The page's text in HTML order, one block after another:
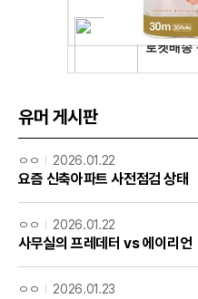
유머 게시판
ㅇㅇ 2026.01.22
요즘 신축아파트 사전점검 상태
ㅇㅇ 2026.01.22
사무실의 프레데터 vs 에이리언
ㅇㅇ 2026.01.23